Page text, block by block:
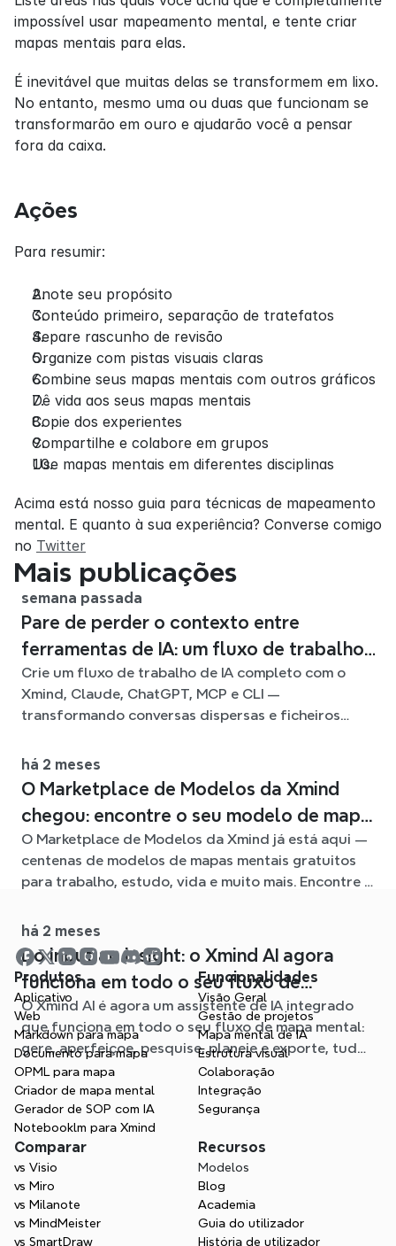
impossível usar mapeamento mental, e tente criar
mapas mentais para elas.
É inevitável que muitas delas se transformem em lixo.
No entanto, mesmo uma ou duas que funcionam se
transformarão em ouro e ajudarão você a pensar
fora da caixa.
Ações
Para resumir:
Anote seu propósito
Conteúdo primeiro, separação de tratefatos
Separe rascunho de revisão
Organize com pistas visuais claras
Combine seus mapas mentais com outros gráficos
Dê vida aos seus mapas mentais
Copie dos experientes
Compartilhe e colabore em grupos
Use mapas mentais em diferentes disciplinas
Acima está nosso guia para técnicas de mapeamento
mental. E quanto à sua experiência? Converse comigo
no Twitter
Mais publicações
semana passada
Pare de perder o contexto entre
ferramentas de IA: um fluxo de trabalho
ligado com o Xmind
Crie um fluxo de trabalho de IA completo com o
Xmind, Claude, ChatGPT, MCP e CLI —
transformando conversas dispersas e ficheiros
há 2 meses
O Marketplace de Modelos da Xmind
chegou: encontre o seu modelo de mapa
mental para qualquer situação
O Marketplace de Modelos da Xmind já está aqui —
centenas de modelos de mapas mentais gratuitos
para trabalho, estudo, vida e muito mais. Encontre o
há 2 meses
Do input ao insight: o Xmind AI agora
funciona em todo o seu fluxo de
trabalho de mapas mentais
O Xmind AI é agora um assistente de IA integrado
que funciona em todo o seu fluxo de mapa mental:
gere, aperfeiçoe, pesquise, planeie e exporte, tudo
sem sair do seu Mapa.
Produtos
Aplicativo
Web
Markdown para mapa
Documento para mapa
OPML para mapa
Criador de mapa mental
Gerador de SOP com IA
Notebooklm para Xmind
Funcionalidades
Visão Geral
Gestão de projetos
Mapa mental de IA
Estrutura visual
Colaboração
Integração
Segurança
Comparar
vs Visio
vs Miro
vs Milanote
vs MindMeister
vs SmartDraw
Recursos
Modelos
Blog
Academia
Guia do utilizador
História de utilizador